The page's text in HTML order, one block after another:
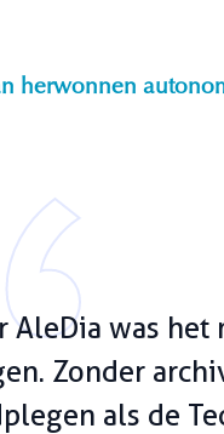
herwonnen
AleDia was
Zonder
als de